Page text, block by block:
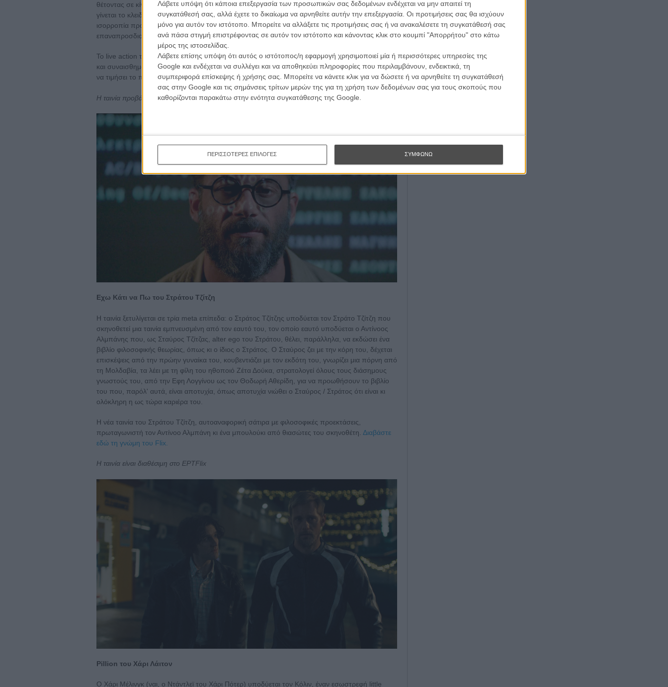
Λάβετε υπόψη ότι κάποια επεξεργασία των προσωπικών σας δεδομένων ενδέχεται να μην απαιτεί τη
συγκατάθεσή σας, αλλά έχετε το δικαίωμα να αρνηθείτε αυτήν την επεξεργασία. Οι προτιμήσεις σας θα ισχύουν
μόνο για αυτόν τον ιστότοπο. Μπορείτε να αλλάξετε τις προτιμήσεις σας ή να ανακαλέσετε τη συγκατάθεσή σας
ανά πάσα στιγμή επιστρέφοντας σε αυτόν τον ιστότοπο και κάνοντας κλικ στο κουμπί "Απορρήτου" στο κάτω
μέρος της ιστοσελίδας.
Λάβετε επίσης υπόψη ότι αυτός ο ιστότοπος/η εφαρμογή χρησιμοποιεί μία ή περισσότερες υπηρεσίες της
Google και ενδέχεται να συλλέγει και να αποθηκεύει πληροφορίες που περιλαμβάνουν, ενδεικτικά, τη
συμπεριφορά επίσκεψης ή χρήσης σας. Μπορείτε να κάνετε κλικ για να δώσετε ή να αρνηθείτε τη συγκατάθεσή
σας στην Google και τις σημάνσεις τρίτων μερών της για τη χρήση των δεδομένων σας για τους σκοπούς που
καθορίζονται παρακάτω στην ενότητα συγκατάθεσης της Google.
ΠΕΡΙΣΣΟΤΕΡΕΣ ΕΠΙΛΟΓΕΣ ΣΥΜΦΩΝΩ
θέτοντας σε κίνδυνο τόσο τους Βίκινγκ όσο και τους δράκους, η φιλία του Ψάρη με τον Φαφούτη
γίνεται το κλειδί για τη δημιουργία ενός νέου μέλλοντος. Μαζί, πρέπει να βρουν τη λεπτή
ισορροπία προς την ειρήνη, υπερβαίνοντας τα όρια των κόσμων τους και
επαναπροσδιορίζοντας τι σημαίνει να είσαι ήρωας και ηγέτης.
Το live action του «Πώς να Εκπαιδεύσετε τον Δράκο σας» είναι μια προσεγμένη, τεχνικά άρτια
και συναισθηματικά ζεστή μεταφορά που, αν και δεν προσφέρει τίποτα καινούργιο, καταφέρνει
να τιμήσει το πρωτότυπο.Διαβάστε εδώ τη γνώμη του Flix.
H ταινία προβάλλεται στις 14.00 στο Nova Cinema 2
Εχω Κάτι να Πω του Στράτου Τζίτζη
Η ταινία ξετυλίγεται σε τρία meta επίπεδα: ο Στράτος Τζίτζης υποδύεται τον Στράτο Τζίτζη που
σκηνοθετεί μια ταινία εμπνευσμένη από τον εαυτό του, τον οποίο εαυτό υποδύεται ο Αντίνοος
Αλμπάνης που, ως Σταύρος Τζίτζας, alter ego του Στράτου, θέλει, παράλληλα, να εκδώσει ένα
βιβλίο φιλοσοφικής θεωρίας, όπως κι ο ίδιος ο Στράτος. Ο Σταύρος ζει με την κόρη του, δέχεται
επισκέψεις από την πρώην γυναίκα του, κουβεντιάζει με τον εκδότη του, γνωρίζει μια πόρνη από
τη Μολδαβία, τα λέει με τη φίλη του ηθοποιό Ζέτα Δούκα, στρατολογεί όλους τους διάσημους
γνωστούς του, από την Εφη Λογγίνου ως τον Θοδωρή Αθερίδη, για να προωθήσουν το βιβλίο
του που, παρόλ' αυτά, είναι αποτυχία, όπως αποτυχία νιώθει ο Σταύρος / Στράτος ότι είναι κι
ολόκληρη η ως τώρα καριέρα του.
Η νέα ταινία του Στράτου Τζίτζη, αυτοαναφορική σάτιρα με φιλοσοφικές προεκτάσεις,
πρωταγωνιστή τον Αντίνοο Αλμπάνη κι ένα μπουλούκι από θιασώτες του σκηνοθέτη. Διαβάστε
εδώ τη γνώμη του Flix.
Η ταινία είναι διαθέσιμη στο ΕΡΤFlix
Pillion του Χάρι Λάιτον
Ο Χάρι Μέλινγκ (ναι, ο Ντάντλεϊ του Χάρι Πότερ) υποδύεται τον Κόλιν, έναν εσωστρεφή little